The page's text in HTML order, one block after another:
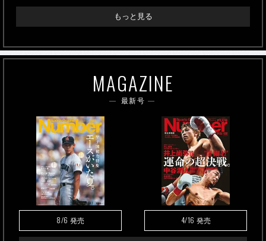
もっと見る
MAGAZINE
最新号
8/6 発売 4/16 発売